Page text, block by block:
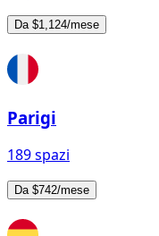
Da $1,124/mese
Parigi
189 spazi
Da $742/mese